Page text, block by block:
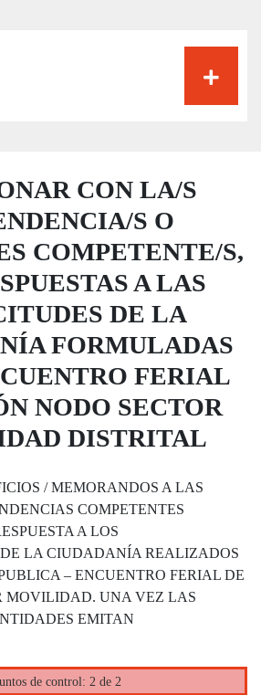
CON LA/S
S O
COMPETENTE/S,
A LAS
DE LA
FORMULADAS
FERIAL
NODO SECTOR
DISTRITAL
/ MEMORANDOS A LAS
COMPETENTES
A LOS
LA CIUDADANÍA REALIZADOS
– ENCUENTRO FERIAL DE
MOVILIDAD. UNA VEZ LAS
EMITAN
de control: 2 de 2